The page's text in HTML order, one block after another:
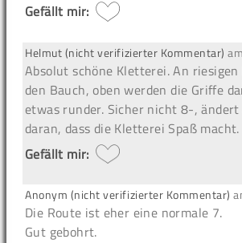
Gefällt mir:
Helmut (nicht verifizierter Kommentar) am
Absolut schöne Kletterei. An
den Bauch, oben werden die Griffe
etwas runder. Sicher nicht 8-,
daran, dass die Kletterei Spaß macht.
Gefällt mir:
Anonym (nicht verifizierter Kommentar)
Die Route ist eher eine normale 7.
Gut gebohrt.